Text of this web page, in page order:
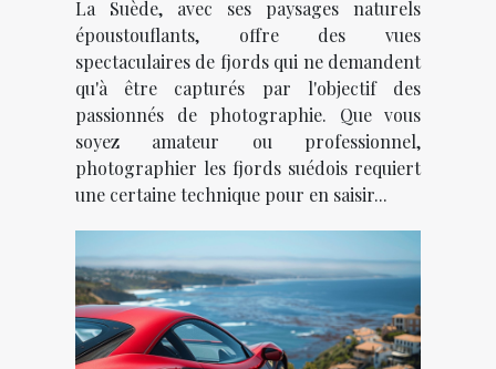
La Suède, avec ses paysages naturels
époustouflants, offre des vues
spectaculaires de fjords qui ne demandent
qu'à être capturés par l'objectif des
passionnés de photographie. Que vous
soyez amateur ou professionnel,
photographier les fjords suédois requiert
une certaine technique pour en saisir...